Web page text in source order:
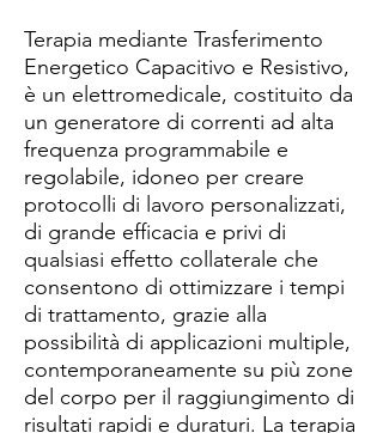
Terapia mediante Trasferimento
Energetico Capacitivo e Resistivo,
è un elettromedicale, costituito da
un generatore di correnti ad alta
frequenza programmabile e
regolabile, idoneo per creare
protocolli di lavoro personalizzati,
di grande efficacia e privi di
qualsiasi effetto collaterale che
consentono di ottimizzare i tempi
di trattamento, grazie alla
possibilità di applicazioni multiple,
contemporaneamente su più zone
del corpo per il raggiungimento di
risultati rapidi e duraturi. La terapia